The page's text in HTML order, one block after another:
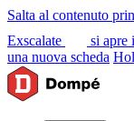
Salta al contenuto
Exscalate
si apre
una nuova scheda